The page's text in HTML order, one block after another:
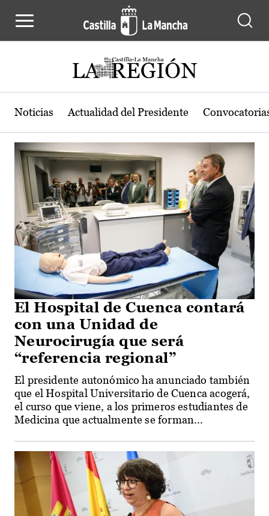
Actualidad de la región de Castilla-
Noticias Actualidad del Presidente
El Hospital de Cuenca contará
con una Unidad de
Neurocirugía que será
“referencia regional”
El presidente autonómico ha anunciado también
que el Hospital Universitario de Cuenca acogerá,
el curso que viene, a los primeros estudiantes de
Medicina que actualmente se forman...